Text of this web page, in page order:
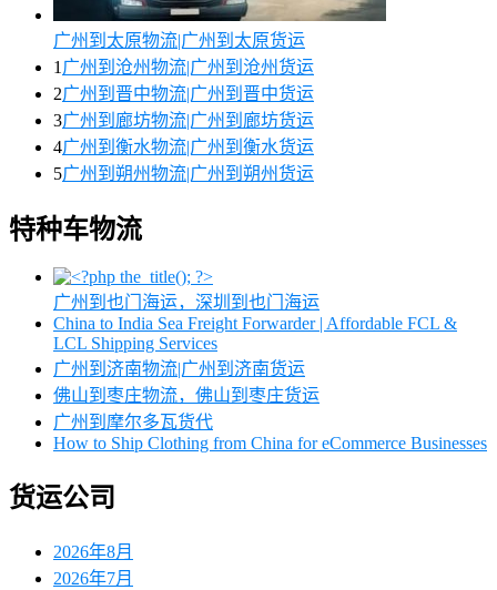
广州到太原物流|广州到太原货运
1 广州到沧州物流|广州到沧州货运
2广州到晋中物流|广州到晋中货运
3广州到廊坊物流|广州到廊坊货运
4广州到衡水物流|广州到衡水货运
5广州到朔州物流|广州到朔州货运
特种车物流
广州到也门海运，深圳到也门海运
China to India Sea Freight Forwarder | Affordable FCL &
LCL Shipping Services
广州到济南物流|广州到济南货运
佛山到枣庄物流，佛山到枣庄货运
广州到摩尔多瓦货代
How to Ship Clothing from China for eCommerce Businesses
货运公司
2026年8月
2026年7月